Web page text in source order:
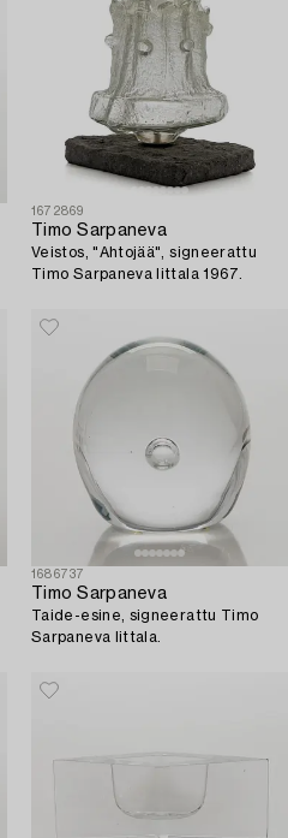
1672869
Timo Sarpaneva
Veistos, "Ahtojää", signeerattu
Timo Sarpaneva Iittala 1967.
1686737
Timo Sarpaneva
Taide-esine, signeerattu Timo
Sarpaneva Iittala.